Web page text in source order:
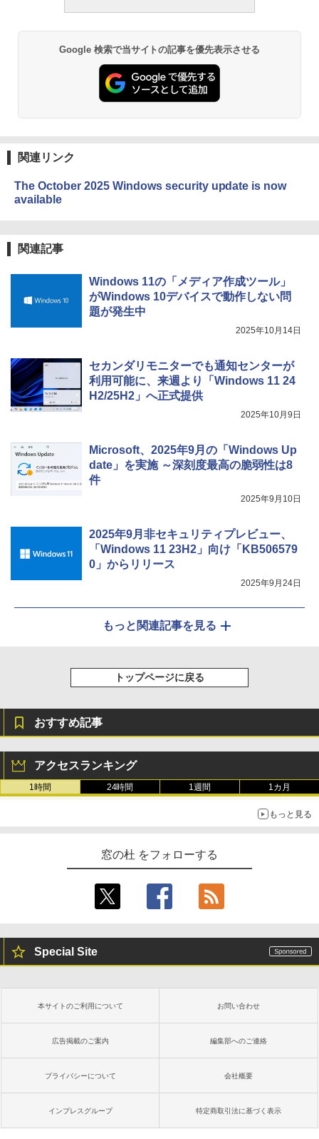
Google 検索で当サイトの記事を優先表示させる
関連リンク
The October 2025 Windows security update is now
available
関連記事
Windows 11の「メディア作成ツール」
がWindows 10デバイスで動作しない問
題が発生中
2025年10月14日
セカンダリモニターでも通知センターが
利用可能に、来週より「Windows 11 24
H2/25H2」へ正式提供
2025年10月9日
Microsoft、2025年9月の「Windows Up
date」を実施 ～深刻度最高の脆弱性は8
件
2025年9月10日
2025年9月非セキュリティプレビュー、
「Windows 11 23H2」向け「KB506579
0」からリリース
2025年9月24日
もっと関連記事を見る
トップページに戻る
おすすめ記事
アクセスランキング
1時間 24時間 1週間 1カ月
もっと見る
窓の杜 をフォローする
Special Site
本サイトのご利用について お問い合わせ
広告掲載のご案内 編集部へのご連絡
プライバシーについて 会社概要
インプレスグループ 特定商取引法に基づく表示